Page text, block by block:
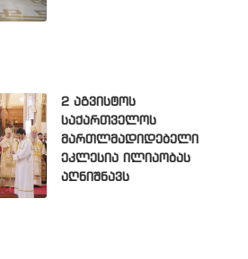
2 აგვისტოს
საქართველოს
მართლმადიდებელი
ეკლესია ილიაობას
აღნიშნავს